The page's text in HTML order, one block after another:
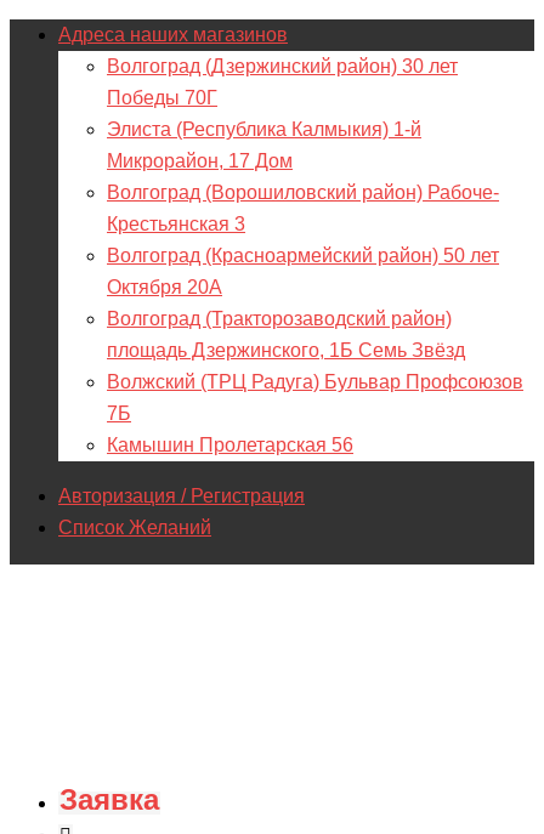
Адреса наших магазинов
Волгоград (Дзержинский район) 30 лет
Победы 70Г
Элиста (Республика Калмыкия) 1-й
Микрорайон, 17 Дом
Волгоград (Ворошиловский район) Рабоче-
Крестьянская 3
Волгоград (Красноармейский район) 50 лет
Октября 20А
Волгоград (Тракторозаводский район)
площадь Дзержинского, 1Б Семь Звёзд
Волжский (ТРЦ Радуга) Бульвар Профсоюзов
7Б
Камышин Пролетарская 56
Авторизация / Регистрация
Список Желаний
Заявка